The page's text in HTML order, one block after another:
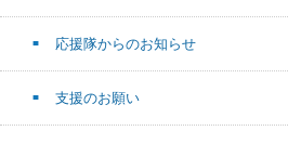
応援隊からのお知らせ
支援のお願い